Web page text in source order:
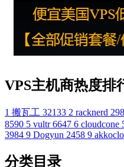
VPS主机商热度排
1 搬瓦工 32133 2 racknerd
8590 5 vultr 6647 6 cloudcone
3984 9 Dogyun 2458 9
分类目录